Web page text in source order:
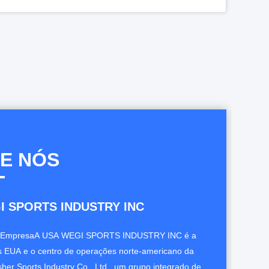
NÓS
SPORTS INDUSTRY INC
USA WEGI SPORTS INDUSTRY INC é a
EUA e o centro de operações norte-americano da
Sports Industry Co., Ltd., um grupo integrado de